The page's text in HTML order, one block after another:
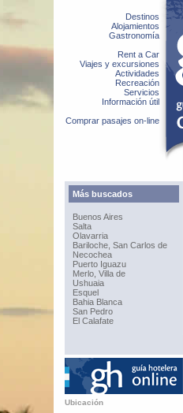
Destinos
Alojamientos
Gastronomía
Rent a Car
Viajes y excursiones
Actividades
Recreación
Servicios
Información útil
Comprar pasajes on-line
Más buscados
Buenos Aires
Salta
Olavarria
Bariloche, San Carlos de
Necochea
Puerto Iguazu
Merlo, Villa de
Ushuaia
Esquel
Bahia Blanca
San Pedro
El Calafate
Ubicación